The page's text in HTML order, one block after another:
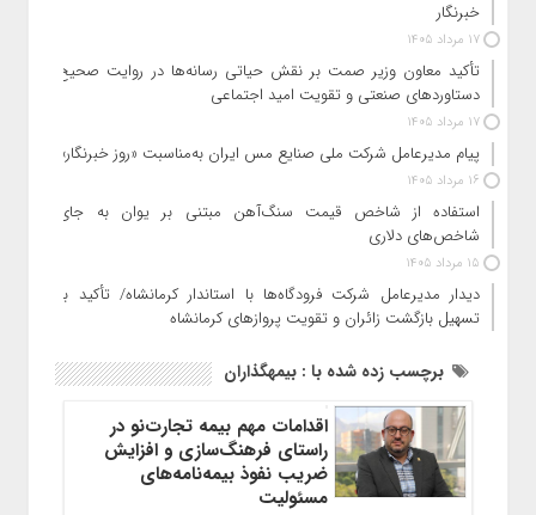
خبرنگار
17 مرداد 1405
تأکید معاون وزیر صمت بر نقش حیاتی رسانه‌ها در روایت صحیح
دستاوردهای صنعتی و تقویت امید اجتماعی
17 مرداد 1405
پیام مدیرعامل شرکت ملی صنایع مس ایران به‌مناسبت «روز خبرنگار»
16 مرداد 1405
استفاده از شاخص قیمت سنگ‌آهن مبتنی بر یوان به جای
شاخص‌های دلاری
15 مرداد 1405
دیدار مدیرعامل شرکت فرودگاه‌ها با استاندار کرمانشاه/ تأکید بر
تسهیل بازگشت زائران و تقویت پروازهای کرمانشاه
برچسب زده شده با : بیمهگذاران
اقدامات مهم بیمه‌ تجارت‌نو در
راستای فرهنگ‌سازی و افزایش
ضریب نفوذ بیمه‌نامه‌های
مسئولیت